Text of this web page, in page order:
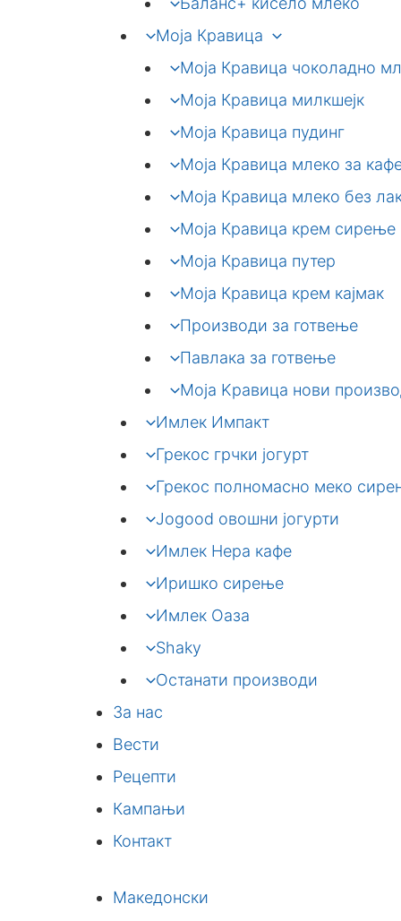
Моја Кравица
Моја Кравица чоколадно
Моја Кравица милкшејк
Моја Кравица пудинг
Моја Кравица млеко за
Моја Кравица млеко без
Моја Кравица крем сирење
Моја Кравица путер
Моја Кравица крем кајмак
Производи за готвење
Павлака за готвење
Моја Kравица нови
Имлек Импакт
Грекос грчки јогурт
Грекос полномасно меко
Jogood овошни јогурти
Имлек Нера кафе
Иришко сирење
Имлек Оаза
Shaky
Останати производи
За нас
Вести
Рецепти
Кампањи
Контакт
Македонски